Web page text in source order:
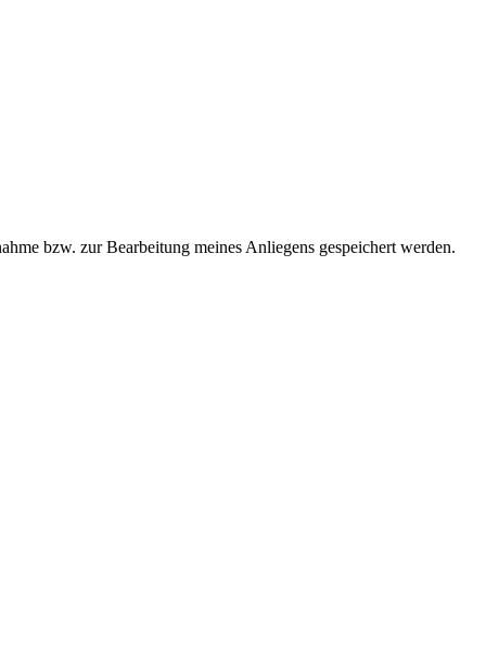
bzw. zur Bearbeitung meines Anliegens gespeichert werden.